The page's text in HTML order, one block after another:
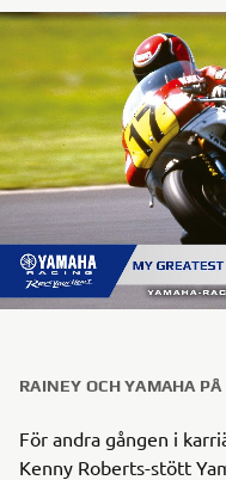
RAINEY OCH YAMAHA PÅ
För andra gången i
Kenny Roberts-stött